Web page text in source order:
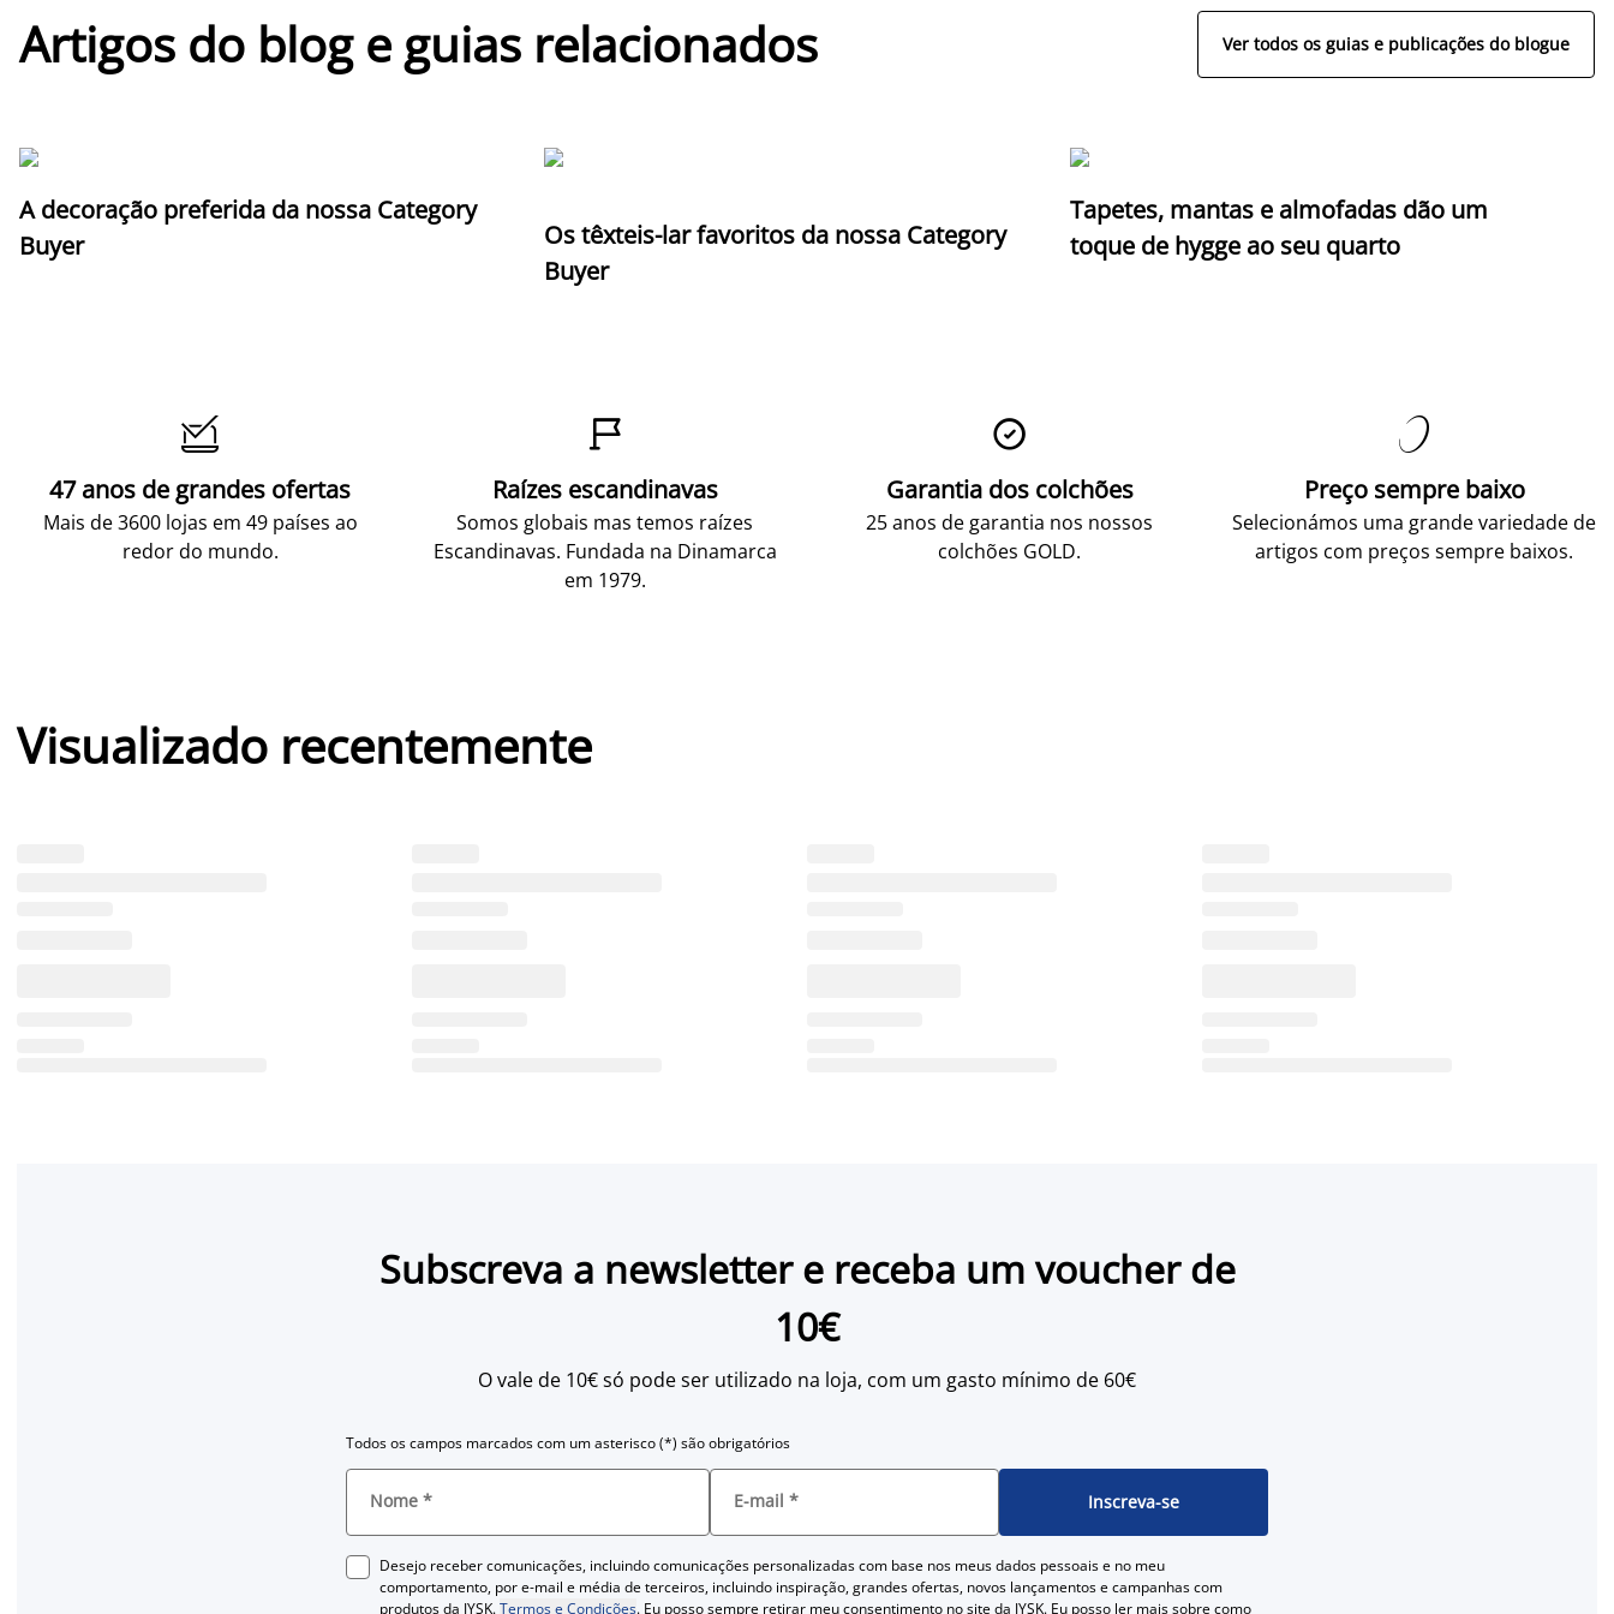
Artigos do blog e guias relacionados Ver todos os guias e publicações do blogue
A decoração preferida da nossa Category
Buyer
Os têxteis-lar favoritos da nossa Category
Buyer
Tapetes, mantas e almofadas dão um
toque de hygge ao seu quarto

47 anos de grandes ofertas
Mais de 3600 lojas em 49 países ao
redor do mundo.

Raízes escandinavas
Somos globais mas temos raízes
Escandinavas. Fundada na Dinamarca
em 1979.

Garantia dos colchões
25 anos de garantia nos nossos
colchões GOLD.

Preço sempre baixo
Selecionámos uma grande variedade de
artigos com preços sempre baixos.
Visualizado recentemente
Subscreva a newsletter e receba um voucher de
10€
O vale de 10€ só pode ser utilizado na loja, com um gasto mínimo de 60€
Todos os campos marcados com um asterisco (*) são obrigatórios
Nome * E-mail * Inscreva-se
Desejo receber comunicações, incluindo comunicações personalizadas com base nos meus dados pessoais e no meu
comportamento, por e-mail e média de terceiros, incluindo inspiração, grandes ofertas, novos lançamentos e campanhas com
produtos da JYSK.Termos e Condições. Eu posso sempre retirar meu consentimento no site da JYSK. Eu posso ler mais sobre como